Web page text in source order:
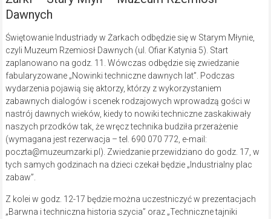
Dawnych
Świętowanie Industriady w Żarkach odbędzie się w Starym Młynie,
czyli Muzeum Rzemiosł Dawnych (ul. Ofiar Katynia 5). Start
zaplanowano na godz. 11. Wówczas odbędzie się zwiedzanie
fabularyzowane „Nowinki techniczne dawnych lat”. Podczas
wydarzenia pojawią się aktorzy, którzy z wykorzystaniem
zabawnych dialogów i scenek rodzajowych wprowadzą gości w
nastrój dawnych wieków, kiedy to nowiki techniczne zaskakiwały
naszych przodków tak, że wręcz technika budziła przerażenie
(wymagana jest rezerwacja – tel. 690 070 772, e-mail:
poczta@muzeumzarki.pl). Zwiedzanie przewidziano do godz. 17, w
tych samych godzinach na dzieci czekał będzie „Industrialny plac
zabaw”.
Z kolei w godz. 12-17 będzie można uczestniczyć w prezentacjach
„Barwna i techniczna historia szycia” oraz „Techniczne tajniki